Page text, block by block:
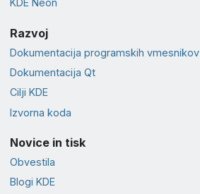
KDE Neon
Razvoj
Dokumentacija programskih vmesnikov
Dokumentacija Qt
Cilji KDE
Izvorna koda
Novice in tisk
Obvestila
Blogi KDE